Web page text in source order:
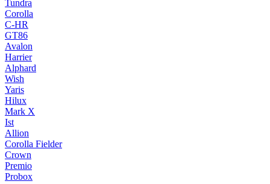
Tundra
Corolla
C-HR
GT86
Avalon
Harrier
Alphard
Wish
Yaris
Hilux
Mark X
Ist
Allion
Corolla Fielder
Crown
Premio
Probox